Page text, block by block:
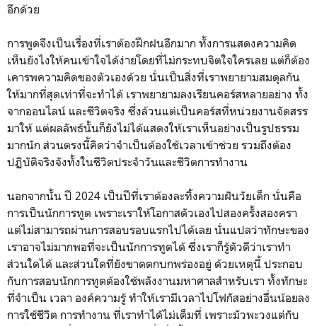
อีกด้วย
การพูดจึงเป็นเรื่องที่เราต้องฝึกฝนอีกมาก ทั้งการแสดงความคิด
เห็นยังไงให้คนเข้าใจได้ง่ายโดยที่ไม่กระทบจิตใจใครเลย แต่ก็ต้อง
เคารพความคิดของตัวเองด้วย นั่นเป็นสิ่งที่เราพยายามสมดุลกัน
ให้มากที่สุดเท่าที่จะทำได้ เราพยายามลงเรียนคอร์สหลายอย่าง ทั้ง
จากออนไลน์ และชีวิตจริง ซึ่งล้วนแต่เป็นคอร์สที่หน่วยงานจัดสรร
มาให้ แต่ผลลัพธ์นั้นก็ยังไม่ได้แสดงให้เราเห็นอย่างเป็นรูปธรรม
มากนัก ส่วนตรงนี้คิดว่าจำเป็นต้องใช้เวลาเข้าช่วย รวมถึงต้อง
ปฏิบัติจริงจังทั้งในชีวิตประจำวันและชีวิตการทำงาน
นอกจากนั้น ปี 2024 เป็นปีที่เราต้องละทิ้งความฝันวัยเด็ก นั่นคือ
การเป็นนักการทูต เพราะเราให้โอกาสตัวเองไปสองครั้งสองครา
แต่ไม่สามารถผ่านการสอบรอบแรกไปได้เลย นั่นแปลว่าทักษะของ
เราอาจไม่มากพอที่จะเป็นนักการทูตได้ ซึ่งเราก็รู้ตัวดีว่าเราทำ
ส่วนใดได้ และส่วนใดที่ยังขาดตกบกพร่องอยู่ ด้วยเหตุนี้ ประกอบ
กับการสอบนักการทูตต้องใช้พลังงานมหาศาลสำหรับเรา ทั้งทักษะ
ที่จำเป็น เวลา องค์ความรู้ ทำให้เรามีเวลาไปโฟกัสอย่างอื่นน้อยลง
การใช้ชีวิต การทำงาน ที่เราทำได้ไม่เต็มที่ เพราะมัวพะวงแต่กับ